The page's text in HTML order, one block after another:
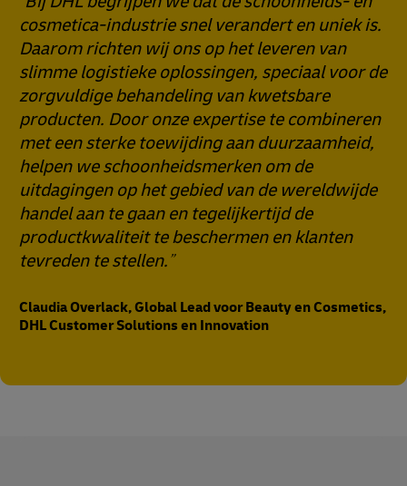
cosmetica-industrie snel verandert en uniek is.
Daarom richten wij ons op het leveren van
slimme logistieke oplossingen, speciaal voor de
zorgvuldige behandeling van kwetsbare
producten. Door onze expertise te combineren
met een sterke toewijding aan duurzaamheid,
helpen we schoonheidsmerken om de
uitdagingen op het gebied van de wereldwijde
handel aan te gaan en tegelijkertijd de
productkwaliteit te beschermen en klanten
tevreden te stellen.
Claudia Overlack, Global Lead voor Beauty en Cosmetics,
DHL Customer Solutions en Innovation